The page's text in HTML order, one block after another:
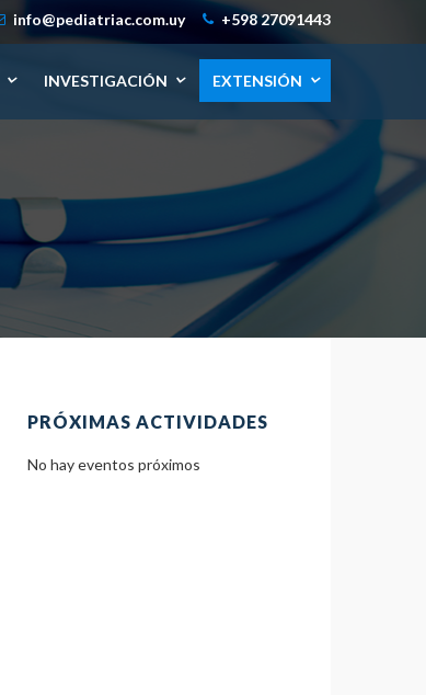
info@pediatriac.com.uy +598 27091443
INVESTIGACIÓN EXTENSIÓN
PRÓXIMAS ACTIVIDADES
No hay eventos próximos